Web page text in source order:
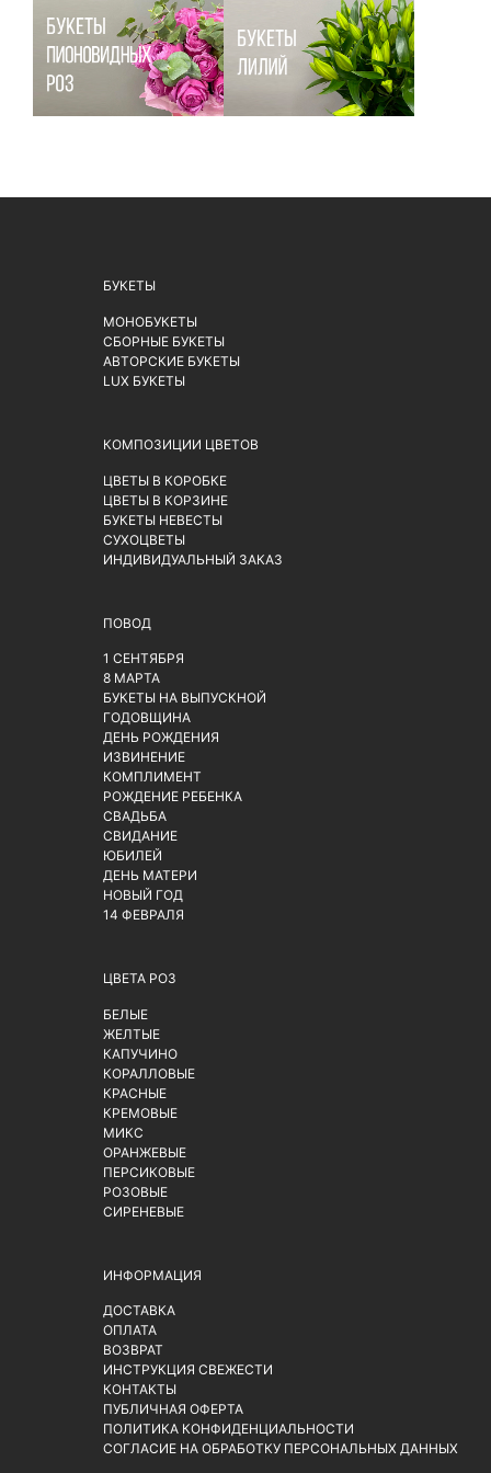
БУКЕТЫ
МОНОБУКЕТЫ
СБОРНЫЕ БУКЕТЫ
АВТОРСКИЕ БУКЕТЫ
LUX БУКЕТЫ
КОМПОЗИЦИИ ЦВЕТОВ
ЦВЕТЫ В КОРОБКЕ
ЦВЕТЫ В КОРЗИНЕ
БУКЕТЫ НЕВЕСТЫ
СУХОЦВЕТЫ
ИНДИВИДУАЛЬНЫЙ ЗАКАЗ
ПОВОД
1 СЕНТЯБРЯ
8 МАРТА
БУКЕТЫ НА ВЫПУСКНОЙ
ГОДОВЩИНА
ДЕНЬ РОЖДЕНИЯ
ИЗВИНЕНИЕ
КОМПЛИМЕНТ
РОЖДЕНИЕ РЕБЕНКА
СВАДЬБА
СВИДАНИЕ
ЮБИЛЕЙ
ДЕНЬ МАТЕРИ
НОВЫЙ ГОД
14 ФЕВРАЛЯ
ЦВЕТА РОЗ
БЕЛЫЕ
ЖЕЛТЫЕ
КАПУЧИНО
КОРАЛЛОВЫЕ
КРАСНЫЕ
КРЕМОВЫЕ
МИКС
ОРАНЖЕВЫЕ
ПЕРСИКОВЫЕ
РОЗОВЫЕ
СИРЕНЕВЫЕ
ИНФОРМАЦИЯ
ДОСТАВКА
ОПЛАТА
ВОЗВРАТ
ИНСТРУКЦИЯ СВЕЖЕСТИ
КОНТАКТЫ
ПУБЛИЧНАЯ ОФЕРТА
ПОЛИТИКА КОНФИДЕНЦИАЛЬНОСТИ
СОГЛАСИЕ НА ОБРАБОТКУ ПЕРСОНАЛЬНЫХ ДАННЫХ